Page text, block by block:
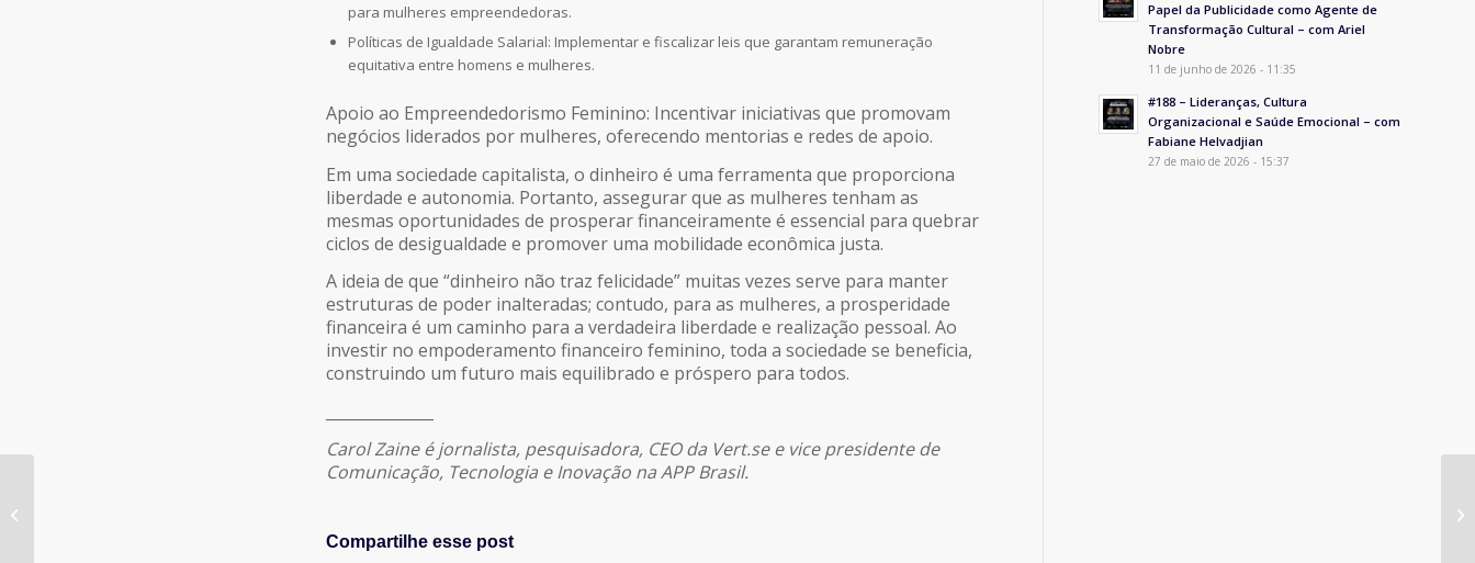
para mulheres empreendedoras.
Políticas de Igualdade Salarial: Implementar e fiscalizar leis que garantam remuneração
equitativa entre homens e mulheres.
Apoio ao Empreendedorismo Feminino: Incentivar iniciativas que promovam
negócios liderados por mulheres, oferecendo mentorias e redes de apoio.
Em uma sociedade capitalista, o dinheiro é uma ferramenta que proporciona
liberdade e autonomia. Portanto, assegurar que as mulheres tenham as
mesmas oportunidades de prosperar financeiramente é essencial para quebrar
ciclos de desigualdade e promover uma mobilidade econômica justa.
A ideia de que “dinheiro não traz felicidade” muitas vezes serve para manter
estruturas de poder inalteradas; contudo, para as mulheres, a prosperidade
financeira é um caminho para a verdadeira liberdade e realização pessoal. Ao
investir no empoderamento financeiro feminino, toda a sociedade se beneficia,
construindo um futuro mais equilibrado e próspero para todos.
Carol Zaine é jornalista, pesquisadora, CEO da Vert.se e vice presidente de
Comunicação, Tecnologia e Inovação na APP Brasil.
Compartilhe esse post
Papel da Publicidade como Agente de
Transformação Cultural – com Ariel
Nobre
11 de junho de 2026 - 11:35
#188 – Lideranças, Cultura
Organizacional e Saúde Emocional – com
Fabiane Helvadjian
27 de maio de 2026 - 15:37